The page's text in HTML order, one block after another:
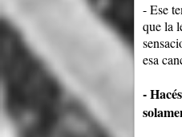
- Ese
que la
esa
-